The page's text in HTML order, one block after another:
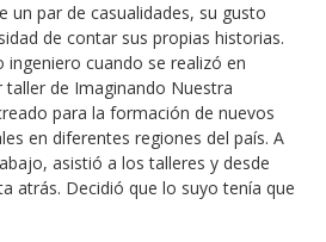
un par de casualidades, su gusto
de contar sus propias historias.
cuando se realizó en
de Imaginando Nuestra
para la formación de nuevos
en diferentes regiones del país. A
asistió a los talleres y desde
atrás. Decidió que lo suyo tenía que